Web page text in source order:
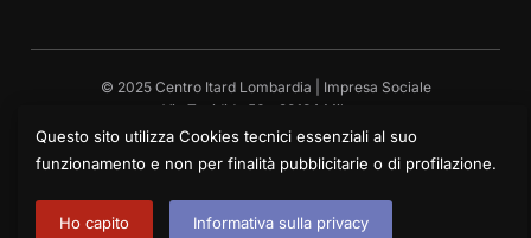
© 2025 Centro Itard Lombardia | Impresa Sociale
Via Tucidide 56 – 20134 Milano
Piazza delle Tranvie 6/7 – 26100 Cremona
Version: 2.0
Questo sito utilizza Cookies tecnici essenziali al suo
funzionamento e non per finalità pubblicitarie o di profilazione.
Ho capito Informativa sulla privacy